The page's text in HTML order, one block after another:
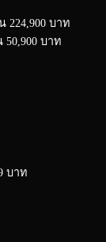
224,900 บาท
50,900 บาท
บาท